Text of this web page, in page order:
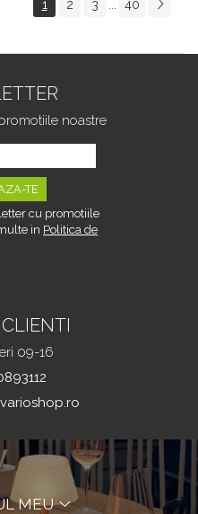
sau Portbagajului,
1 2 3 ... 40
noastre
cu promotiile
in Politica de
09-16
MEU